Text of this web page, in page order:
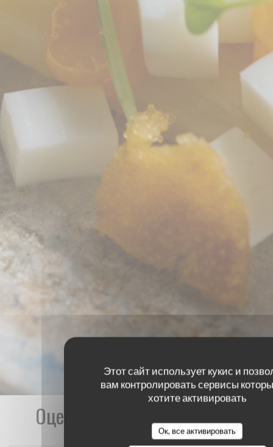
Этот сайт использует кукис и
вам контролировать сервисы
хотите активировать
Ок, все активировать
Оценки наших посетителей